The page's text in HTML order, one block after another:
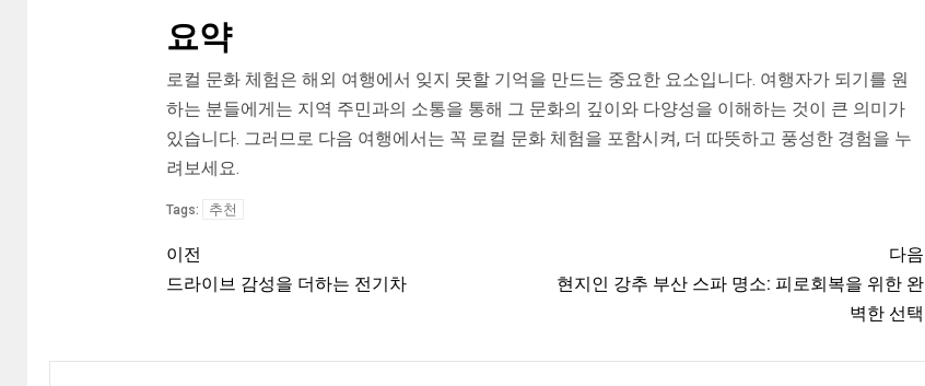
요약
로컬 문화 체험은 해외 여행에서 잊지 못할 기억을 만드는 중요한 요소입니다. 여행자가 되기를 원
하는 분들에게는 지역 주민과의 소통을 통해 그 문화의 깊이와 다양성을 이해하는 것이 큰 의미가
있습니다. 그러므로 다음 여행에서는 꼭 로컬 문화 체험을 포함시켜, 더 따뜻하고 풍성한 경험을 누
려보세요.
Tags: 추천
이전
드라이브 감성을 더하는 전기차
다음
현지인 강추 부산 스파 명소: 피로회복을 위한 완
벽한 선택